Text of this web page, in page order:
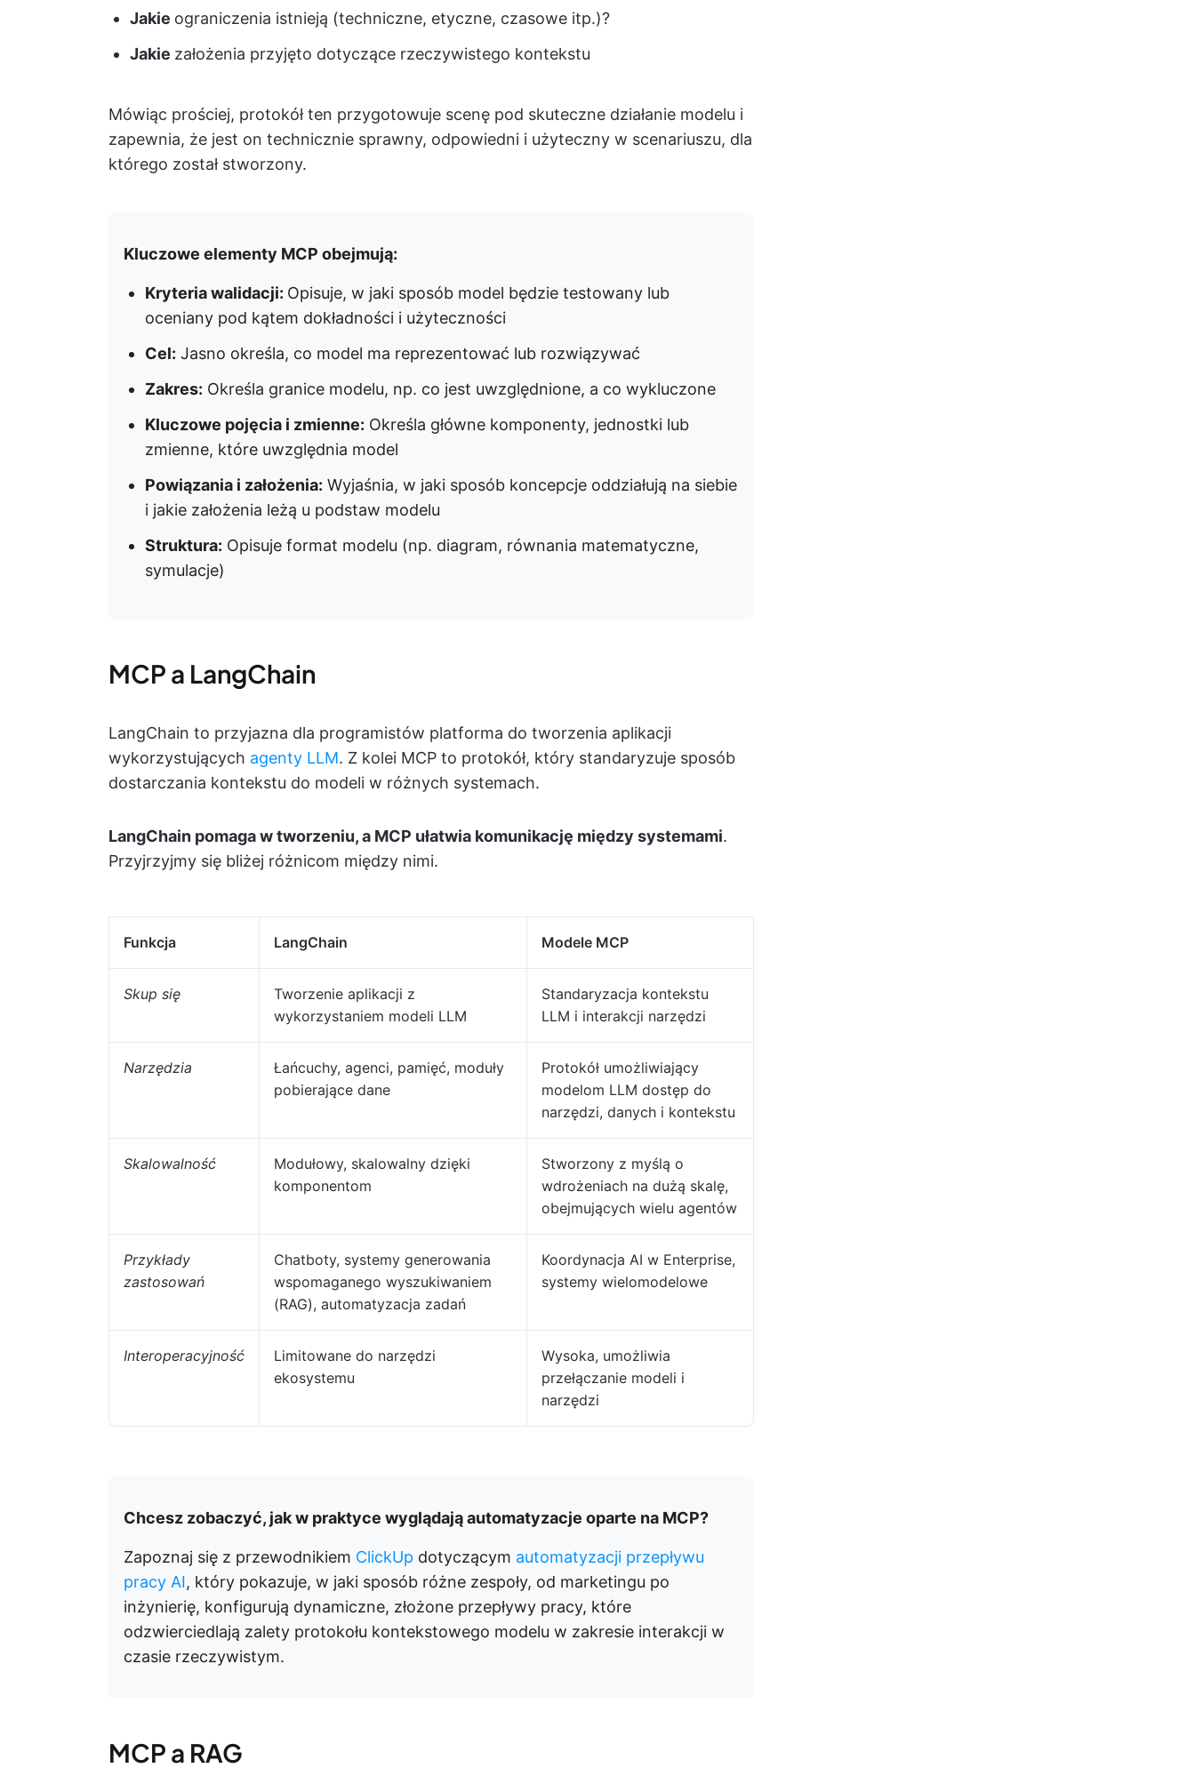
Jakie ograniczenia istnieją (techniczne, etyczne, czasowe itp.)?
Jakie założenia przyjęto dotyczące rzeczywistego kontekstu
Mówiąc prościej, protokół ten przygotowuje scenę pod skuteczne działanie modelu i
zapewnia, że jest on technicznie sprawny, odpowiedni i użyteczny w scenariuszu, dla
którego został stworzony.
Kluczowe elementy MCP obejmują:
Kryteria walidacji: Opisuje, w jaki sposób model będzie testowany lub
oceniany pod kątem dokładności i użyteczności
Cel: Jasno określa, co model ma reprezentować lub rozwiązywać
Zakres: Określa granice modelu, np. co jest uwzględnione, a co wykluczone
Kluczowe pojęcia i zmienne: Określa główne komponenty, jednostki lub
zmienne, które uwzględnia model
Powiązania i założenia: Wyjaśnia, w jaki sposób koncepcje oddziałują na siebie
i jakie założenia leżą u podstaw modelu
Struktura: Opisuje format modelu (np. diagram, równania matematyczne,
symulacje)
MCP a LangChain
LangChain to przyjazna dla programistów platforma do tworzenia aplikacji
wykorzystujących agenty LLM. Z kolei MCP to protokół, który standaryzuje sposób
dostarczania kontekstu do modeli w różnych systemach.
LangChain pomaga w tworzeniu, a MCP ułatwia komunikację między systemami.
Przyjrzyjmy się bliżej różnicom między nimi.
Funkcja LangChain Modele MCP
Skup się
Tworzenie aplikacji z
wykorzystaniem modeli LLM
Standaryzacja kontekstu
LLM i interakcji narzędzi
Narzędzia
Łańcuchy, agenci, pamięć, moduły
pobierające dane
Protokół umożliwiający
modelom LLM dostęp do
narzędzi, danych i kontekstu
Skalowalność
Modułowy, skalowalny dzięki
komponentom
Stworzony z myślą o
wdrożeniach na dużą skalę,
obejmujących wielu agentów
Przykłady
zastosowań
Chatboty, systemy generowania
wspomaganego wyszukiwaniem
(RAG), automatyzacja zadań
Koordynacja AI w Enterprise,
systemy wielomodelowe
Interoperacyjność
Limitowane do narzędzi
ekosystemu
Wysoka, umożliwia
przełączanie modeli i
narzędzi
Chcesz zobaczyć, jak w praktyce wyglądają automatyzacje oparte na MCP?
Zapoznaj się z przewodnikiem ClickUp dotyczącym automatyzacji przepływu
pracy AI, który pokazuje, w jaki sposób różne zespoły, od marketingu po
inżynierię, konfigurują dynamiczne, złożone przepływy pracy, które
odzwierciedlają zalety protokołu kontekstowego modelu w zakresie interakcji w
czasie rzeczywistym.
MCP a RAG